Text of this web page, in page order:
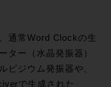
通常Word Clockの生
ター（水晶発振器）
ビジウム発振器や、
で生成された